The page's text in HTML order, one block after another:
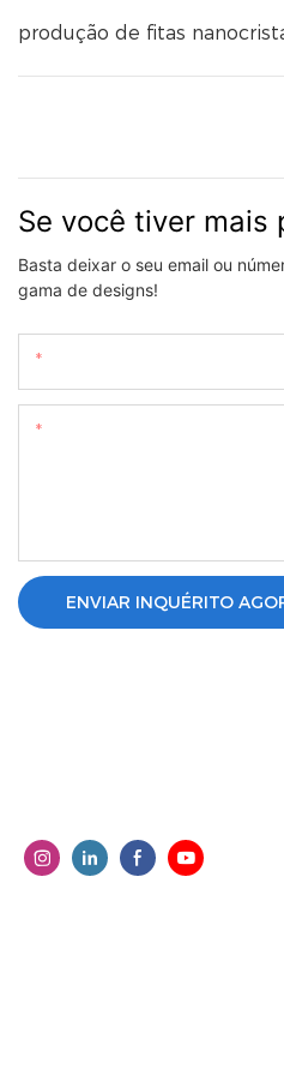
produção de fitas
Se você tiver mais
Basta deixar o seu email ou
gama de designs!
ENVIAR INQUÉRITO